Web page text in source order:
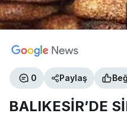
0 Paylaş
BALIKESİR’DE